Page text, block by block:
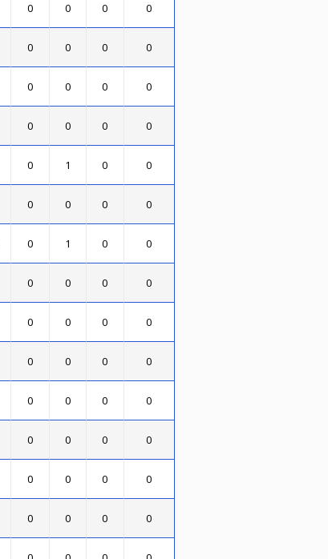
0 0 0 0
0 0 0 0
0 0 0 0
0 0 0 0
0 1 0 0
0 0 0 0
0 1 0 0
0 0 0 0
0 0 0 0
0 0 0 0
0 0 0 0
0 0 0 0
0 0 0 0
0 0 0 0